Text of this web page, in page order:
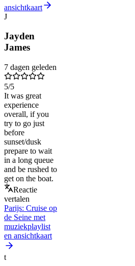
ansichtkaart
J
Jayden
James
7 dagen geleden
5/5
It was great
experience
overall, if you
try to go just
before
sunset/dusk
prepare to wait
in a long queue
and be rushed to
get on the boat.
Reactie
vertalen
Parijs: Cruise op
de Seine met
muziekplaylist
en ansichtkaart
t